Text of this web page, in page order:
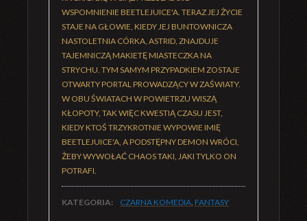
WSPOMNIENIE BEETLEJUICE'A. TERAZ JEJ ŻYCIE
STAJE NA GŁOWIE, KIEDY JEJ BUNTOWNICZA
NASTOLETNIA CÓRKA, ASTRID, ZNAJDUJE
TAJEMNICZĄ MAKIETĘ MIASTECZKA NA
STRYCHU. TYM SAMYM PRZYPADKIEM ZOSTAJE
OTWARTY PORTAL PROWADZĄCY W ZAŚWIATY.
W OBU ŚWIATACH W POWIETRZU WISZĄ
KŁOPOTY, TAK WIĘC KWESTIĄ CZASU JEST,
KIEDY KTOŚ TRZYKROTNIE WYPOWIE IMIĘ
BEETLEJUICE'A, A PODSTĘPNY DEMON WRÓCI,
ŻEBY WYWOŁAĆ CHAOS TAKI, JAKI TYLKO ON
POTRAFI.
KATEGORIA: CZARNA KOMEDIA, FANTASY